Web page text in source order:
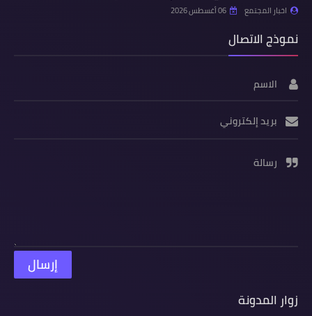
اخبار المجتمع 06 أغسطس 2026
نموذج الاتصال
الاسم
بريد إلكتروني
رسالة
زوار المدونة